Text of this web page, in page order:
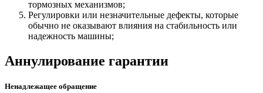
тормозных механизмов;
Регулировки или незначительные дефекты, которые
обычно не оказывают влияния на стабильность или
надежность машины;
Аннулирование гарантии
Ненадлежащее обращение